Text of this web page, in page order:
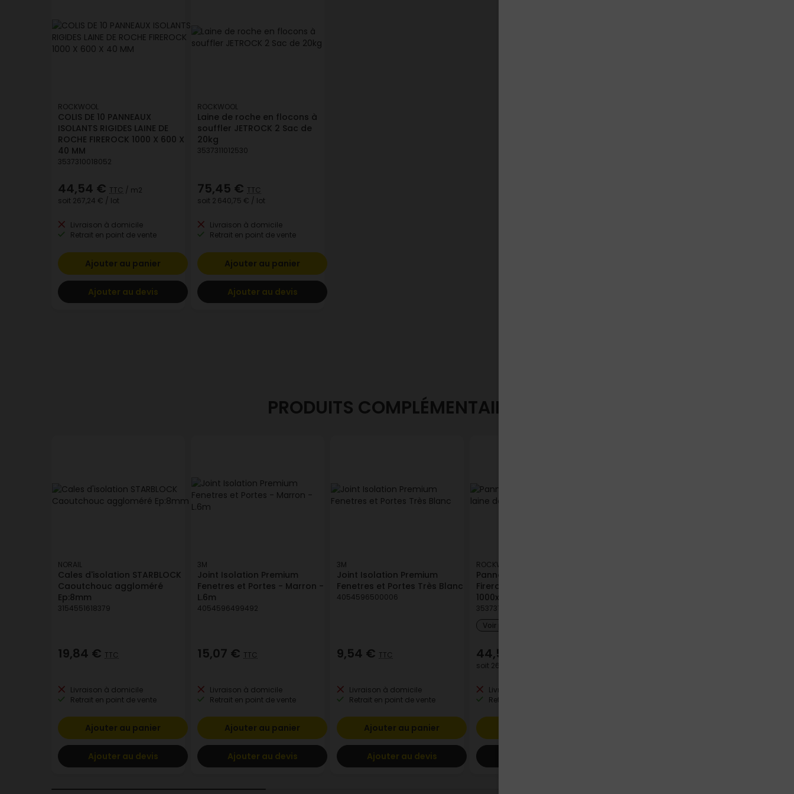
ROCKWOOL
COLIS DE 10 PANNEAUX
ISOLANTS RIGIDES LAINE DE
ROCHE FIREROCK 1000 X 600 X
40 MM
3537310018052
44,54 € TTC / m2
soit 267,24 € / lot
Livraison à domicile
Retrait en point de vente
Ajouter au panier
Ajouter au devis
ROCKWOOL
Laine de roche en flocons à
souffler JETROCK 2 Sac de
20kg
3537311012530
75,45 € TTC
soit 2 640,75 € / lot
Livraison à domicile
Retrait en point de vente
Ajouter au panier
Ajouter au devis
PRODUITS COMPLÉMENTAIRES
NORAIL
Cales d'isolation STARBLOCK
Caoutchouc aggloméré
Ep:8mm
3154551618379
19,84 € TTC
Livraison à domicile
Retrait en point de vente
Ajouter au panier
Ajouter au devis
3M
Joint Isolation Premium
Fenetres et Portes - Marron -
L.6m
4054596499492
15,07 € TTC
Livraison à domicile
Retrait en point de vente
Ajouter au panier
Ajouter au devis
3M
Joint Isolation Premium
Fenetres et Portes Très Blanc
4054596500006
9,54 € TTC
Livraison à domicile
Retrait en point de vente
Ajouter au panier
Ajouter au devis
ROCKWOOL
Panneau laine de roche
Firerock ROCKWOOL alu
1000x600 ép.40 mm
3537310018045
Voir plus de modèles
44,54 €
soit 267,24 €
Livraison à domicile
Retrait en point de vente